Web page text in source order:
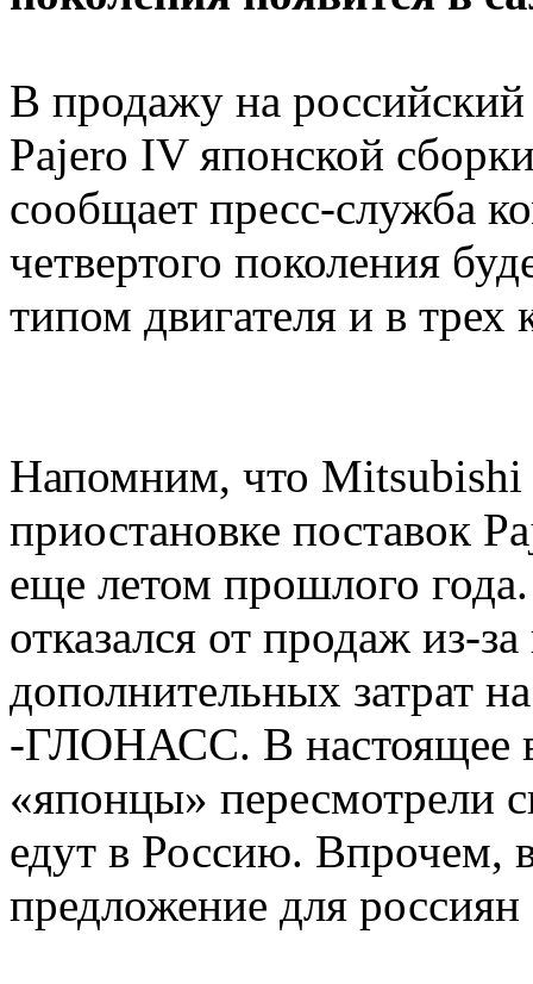
В продажу на
Pajero IV японской
сообщает пресс-служба
четвертого поколения
типом двигателя и в трех
Напомним, что Mitsubishi
приостановке поставок
еще летом прошлого
отказался от продаж из-
дополнительных затрат
-ГЛОНАСС. В настоящее
«японцы» пересмотрели
едут в Россию. Впрочем,
предложение для